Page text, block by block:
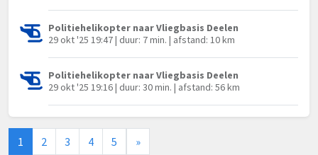
Politiehelikopter naar Vliegbasis Deelen
29 okt '25 19:47 | duur: 7 min. | afstand: 10 km
Politiehelikopter naar Vliegbasis Deelen
29 okt '25 19:16 | duur: 30 min. | afstand: 56 km
1 2 3 4 5 »